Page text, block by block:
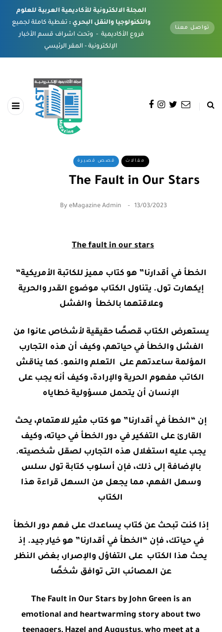
المجلة الالكترونية للأكاديمية العربية للعلوم
والتكنولوجيا والنقل البحري : تغطية كاملة لجميع
فروع الأكاديمية - وتحت اشراف قسم الأخبار
تواصل معنا
قصص قصيرة مقالات
The Fault in Our Stars
By eMagazine Admin 13/03/2023
The fault in our stars
“الخطأ في أقدارنا” هو كتاب مميز للكاتبة الأمريكية
إيكهارت تول. يتناول الكتاب موضوع القدر والحرية
وعلاقتهما بالخطأ والفشل
يستعرض الكتاب قصصًا حقيقية لأشخاص عانوا من
الفشل والخطأ في حياتهم، وكيف أن هذه التجارب
المؤلمة ساعدتهم على التعلم والنمو. كما يناقش
الكاتب مفهوم الحرية والإرادة، وكيف أنه يجب على
الإنسان أن يتحمل مسؤولية خطاياه
إن “الخطأ في أقدارنا” هو كتاب مثير للاهتمام، يحث
القارئ على التفكير في دور الخطأ في حياته، وكيف
يجب عليه استغلال هذه التجارب لصقل شخصيته.
بالإضافة إلى ذلك، فإن أسلوب كتابة تول سلس
وسهل الفهم، مما يجعل من السهل قراءة هذا
الكتاب
إذا كنت تبحث عن كتاب يساعدك على فهم دور الخطأ
في حياتك، فإن “الخطأ في أقدارنا” هو خيار جيد. إذ
يحث هذا الكتاب على التفاؤل والإصرار، بغض النظر
عن المصائب التى توافق شخصًا
The Fault in Our Stars by John Green is an
emotional and heartwarming story about two